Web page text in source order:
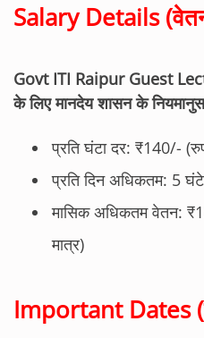
Salary Details
Govt ITI Raipur Guest
के लिए मानदेय शासन के
प्रति घंटा दर: ₹140/-
प्रति दिन अधिकतम: 5 घंटे
मासिक अधिकतम वेतन:
मात्र)
Important Dates